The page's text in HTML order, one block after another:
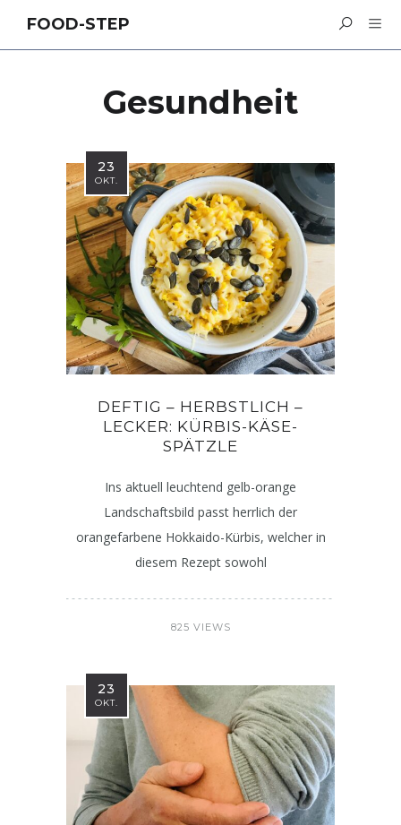
FOOD-STEP
Gesundheit
23
OKT.
DEFTIG – HERBSTLICH –
LECKER: KÜRBIS-KÄSE-
SPÄTZLE
Ins aktuell leuchtend gelb-orange
Landschaftsbild passt herrlich der
orangefarbene Hokkaido-Kürbis, welcher in
diesem Rezept sowohl
825 VIEWS
23
OKT.